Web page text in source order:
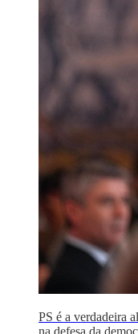
PS é a verdadeira
na defesa da